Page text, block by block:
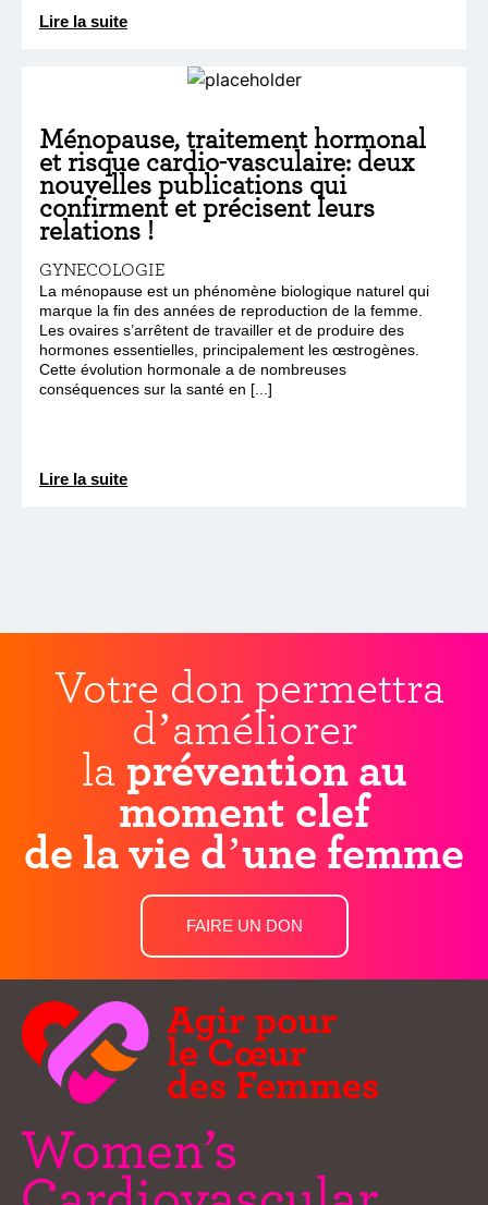
Lire la suite
Ménopause, traitement hormonal
et risque cardio-vasculaire: deux
nouvelles publications qui
confirment et précisent leurs
relations !
GYNECOLOGIE
La ménopause est un phénomène biologique naturel qui
marque la fin des années de reproduction de la femme.
Les ovaires s’arrêtent de travailler et de produire des
hormones essentielles, principalement les œstrogènes.
Cette évolution hormonale a de nombreuses
conséquences sur la santé en [...]
Lire la suite
Votre don permettra
d’améliorer
la prévention au
moment clef
de la vie d’une femme
FAIRE UN DON